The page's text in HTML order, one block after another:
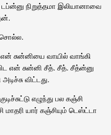
நிறுத்தமா இலியானாவை
சொல்ல.
என் சுன்னியை வாயில் வாங்கி
என் சுன்னி சீத். சீத். சீத்ன்னு
விட்டது.
எழுந்து பல கஞ்சி
மாதரி யார் கஞ்சியும் டெஸ்ட்டா